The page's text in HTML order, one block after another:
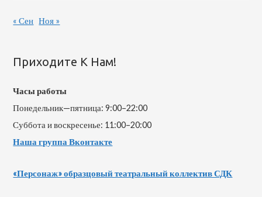
« Сен Ноя »
Приходите К Нам!
Часы работы
Понедельник—пятница: 9:00–22:00
Суббота и воскресенье: 11:00–20:00
Наша группа Вконтакте
«Персонаж» образцовый театральный коллектив СДК